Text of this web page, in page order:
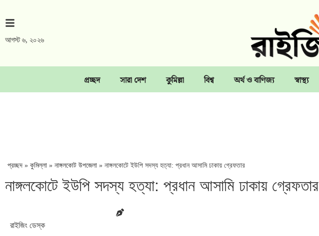
আগস্ট ৬, ২০২৬
প্রচ্ছদ সারা দেশ কুমিল্লা বিশ্ব অর্থ ও বাণিজ্য স্বাস্থ্য
প্রচ্ছদ » কুমিল্লা » নাঙ্গলকোট উপজেলা » নাঙ্গলকোটে ইউপি সদস্য হত্যা: প্রধান আসামি ঢাকায় গ্রেফতার
নাঙ্গলকোটে ইউপি সদস্য হত্যা: প্রধান আসামি ঢাকায় গ্রেফতার
রাইজিং ডেস্ক